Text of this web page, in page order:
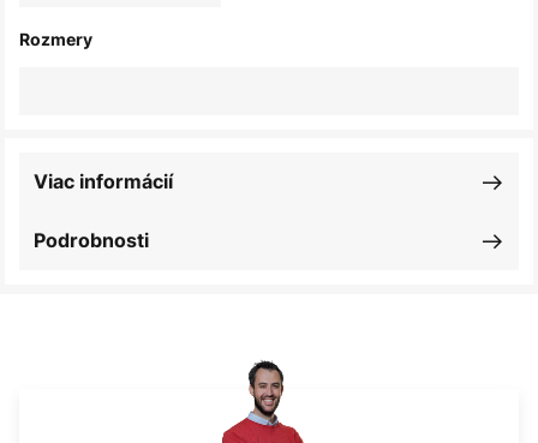
Rozmery
Podrobnosti
Viac informácií